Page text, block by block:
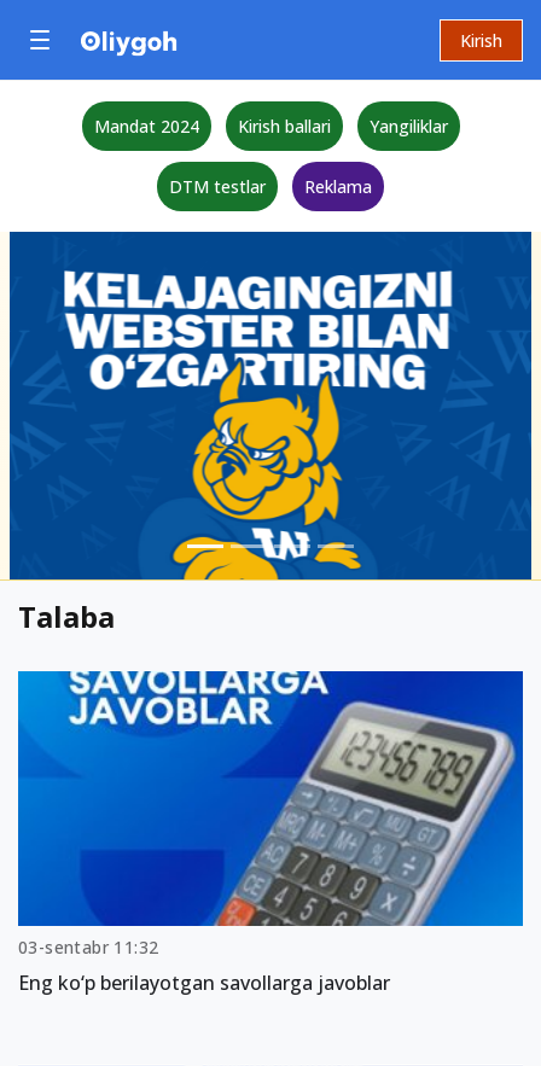
Kirish
Mandat 2024 Kirish ballari Yangiliklar
DTM testlar Reklama
Talaba
03-sentabr 11:32
Eng ko‘p berilayotgan savollarga javoblar